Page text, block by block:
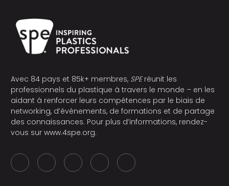
Avec 84 pays et 85k+ membres, SPEréunit les
professionnels du plastique à travers le monde – en les
aidant à renforcer leurs compétences par le biais de
networking, d’événements, de formations et de partage
des connaissances. Pour plus d’informations, rendez-
vous sur www.4spe.org.